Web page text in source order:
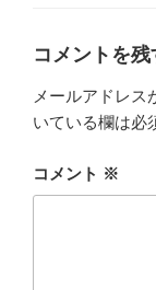
コメントを残
メールアドレス
いている欄は必
コメント ※